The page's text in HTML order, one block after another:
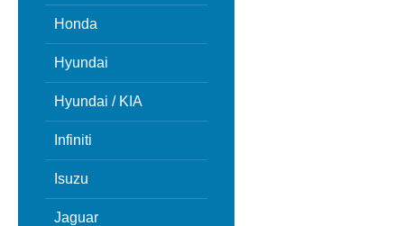
Honda
Hyundai
Hyundai / KIA
Infiniti
Isuzu
Jaguar